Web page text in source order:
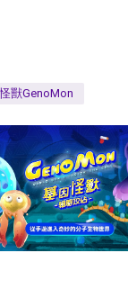
且量夠多時，
謂的抗原也就
。
毒聚合酶是病
們有阻止病毒
毒的生成。
用的藥物「瑞
，治療愛滋
病毒的遺傳物
棘蛋白位在病
「受體」結合
進入細胞中。
是結尾，卡牌中
盾就是這樣來
獸GenoMon